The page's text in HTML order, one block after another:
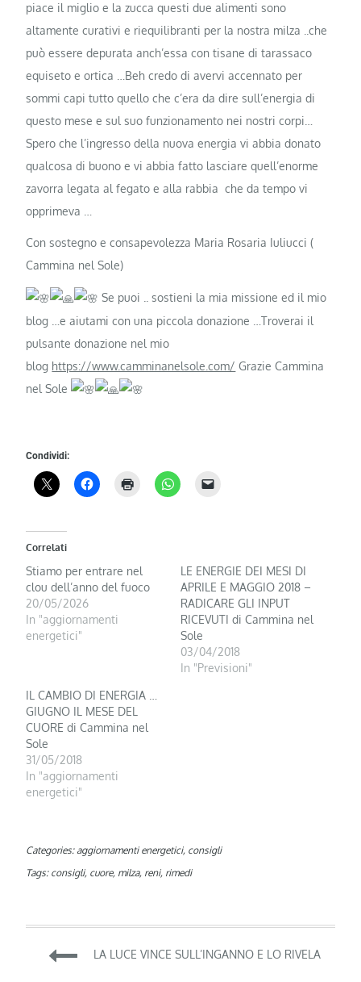
piace il miglio e la zucca questi due alimenti sono
altamente curativi e riequilibranti per la nostra milza ..che
può essere depurata anch’essa con tisane di tarassaco
equiseto e ortica …Beh credo di avervi accennato per
sommi capi tutto quello che c’era da dire sull’energia di
questo mese e sul suo funzionamento nei nostri corpi…
Spero che l’ingresso della nuova energia vi abbia donato
qualcosa di buono e vi abbia fatto lasciare quell’enorme
zavorra legata al fegato e alla rabbia che da tempo vi
opprimeva …
Con sostegno e consapevolezza Maria Rosaria Iuliucci (
Cammina nel Sole)
Se puoi .. sostieni la mia missione ed il mio
blog …e aiutami con una piccola donazione …Troverai il
pulsante donazione nel mio
blog https://www.camminanelsole.com/ Grazie Cammina
nel Sole
Condividi:
Correlati
Stiamo per entrare nel
clou dell’anno del fuoco
20/05/2026
In "aggiornamenti
energetici"
LE ENERGIE DEI MESI DI
APRILE E MAGGIO 2018 –
RADICARE GLI INPUT
RICEVUTI di Cammina nel
Sole
03/04/2018
In "Previsioni"
IL CAMBIO DI ENERGIA …
GIUGNO IL MESE DEL
CUORE di Cammina nel
Sole
31/05/2018
In "aggiornamenti
energetici"
Categories: aggiornamenti energetici, consigli
Tags: consigli, cuore, milza, reni, rimedi
Navigazione
LA LUCE VINCE SULL’INGANNO E LO RIVELA